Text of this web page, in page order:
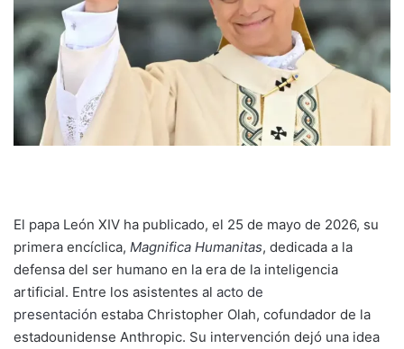
El papa León XIV ha publicado, el 25 de mayo de 2026, su
primera encíclica, Magnifica Humanitas, dedicada a la
defensa del ser humano en la era de la inteligencia
artificial. Entre los asistentes al acto de
presentación estaba Christopher Olah, cofundador de la
estadounidense Anthropic. Su intervención dejó una idea